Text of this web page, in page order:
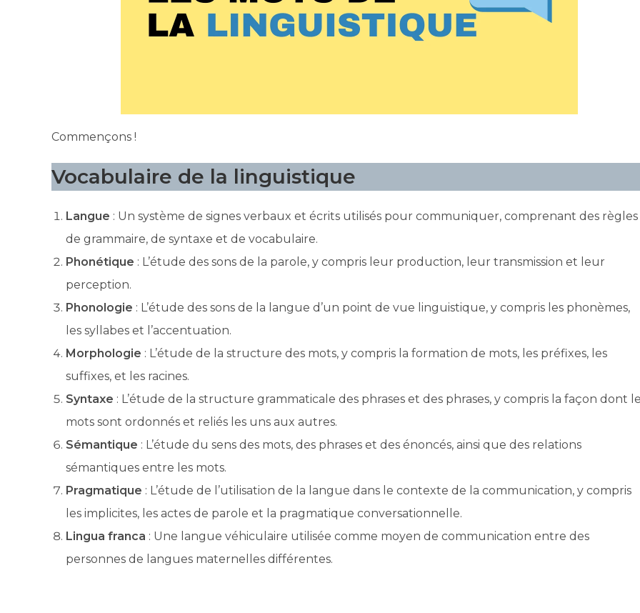
Commençons !
Vocabulaire de la linguistique
Langue : Un système de signes verbaux et écrits utilisés pour communiquer, comprenant des règles
de grammaire, de syntaxe et de vocabulaire.
Phonétique : L’étude des sons de la parole, y compris leur production, leur transmission et leur
perception.
Phonologie : L’étude des sons de la langue d’un point de vue linguistique, y compris les phonèmes,
les syllabes et l’accentuation.
Morphologie : L’étude de la structure des mots, y compris la formation de mots, les préfixes, les
suffixes, et les racines.
Syntaxe : L’étude de la structure grammaticale des phrases et des phrases, y compris la façon dont
mots sont ordonnés et reliés les uns aux autres.
Sémantique : L’étude du sens des mots, des phrases et des énoncés, ainsi que des relations
sémantiques entre les mots.
Pragmatique : L’étude de l’utilisation de la langue dans le contexte de la communication, y compris
les implicites, les actes de parole et la pragmatique conversationnelle.
Lingua franca : Une langue véhiculaire utilisée comme moyen de communication entre des
personnes de langues maternelles différentes.